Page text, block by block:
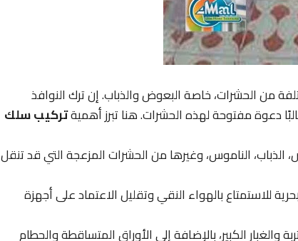
من الحشرات، خاصة البعوض والذباب. إن ترك النوافذ
دعوة مفتوحة لهذه الحشرات. هنا تبرز أهميةتركيب سلك
الذباب، الناموس، وغيرها من الحشرات المزعجة التي قد تنقل
للاستمتاع بالهواء النقي وتقليل الاعتماد على أجهزة
والغبار الكبير، بالإضافة إلى الأوراق المتساقطة والحطام